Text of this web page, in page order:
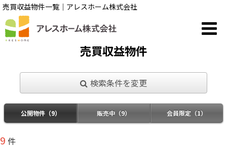
売買収益物件一覧｜アレスホーム株式会社
売買収益物件
検索条件を変更
公開物件（9） 販売中（9） 会員限定（1）
9 件